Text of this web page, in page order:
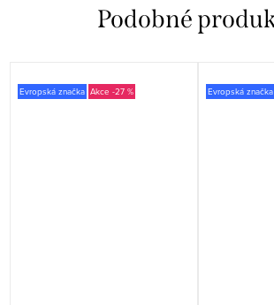
Evropská značka -27 % Evropská značka